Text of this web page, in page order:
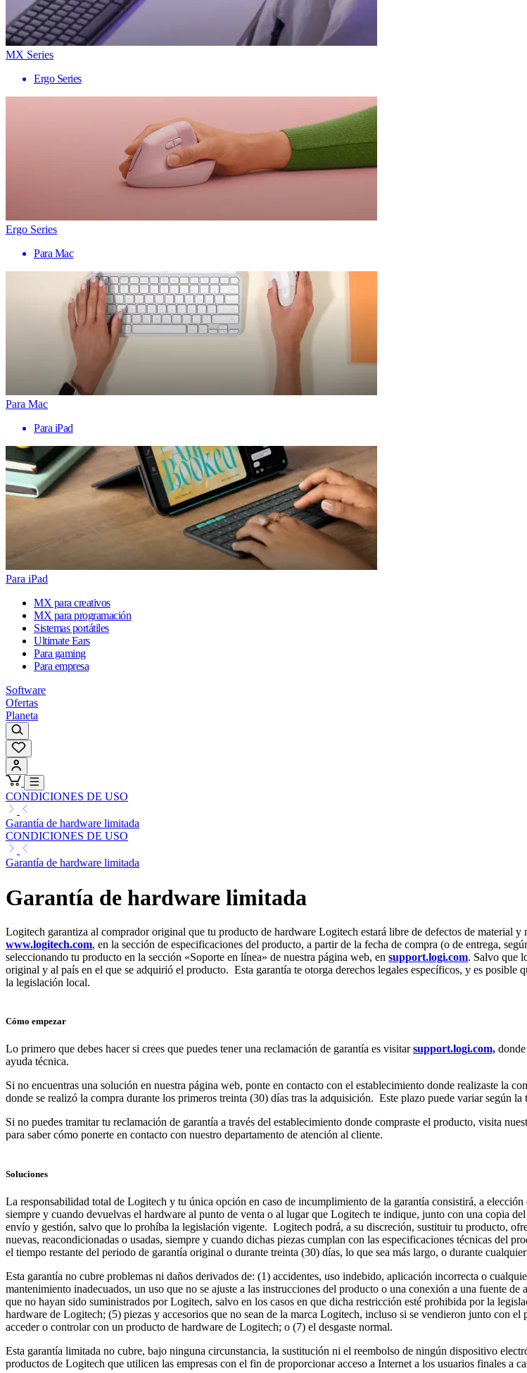
MX Series
Ergo Series
Ergo Series
Para Mac
Para Mac
Para iPad
Para iPad
MX para creativos
MX para programación
Sistemas portátiles
Ultimate Ears
Para gaming
Para empresa
Software
Ofertas
Planeta
CONDICIONES DE USO
Garantía de hardware limitada
CONDICIONES DE USO
Garantía de hardware limitada
Garantía de hardware limitada
Logitech garantiza al comprador original que tu producto de hardware Logitech estará libre de defectos de material
www.logitech.com, en la sección de especificaciones del producto, a partir de la fecha de compra (o de entrega,
seleccionando tu producto en la sección «Soporte en línea» de nuestra página web, en support.logi.com. Salvo que
original y al país en el que se adquirió el producto. Esta garantía te otorga derechos legales específicos, y es posible
la legislación local.
Cómo empezar
Lo primero que debes hacer si crees que puedes tener una reclamación de garantía es visitarsupport.logi.com,
ayuda técnica.
Si no encuentras una solución en nuestra página web, ponte en contacto con el establecimiento donde realizaste la
donde se realizó la compra durante los primeros treinta (30) días tras la adquisición. Este plazo puede variar según la
Si no puedes tramitar tu reclamación de garantía a través del establecimiento donde compraste el producto, visita
para saber cómo ponerte en contacto con nuestro departamento de atención al cliente.
Soluciones
La responsabilidad total de Logitech y tu única opción en caso de incumplimiento de la garantía consistirá, a
siempre y cuando devuelvas el hardware al punto de venta o al lugar que Logitech te indique, junto con una copia
envío y gestión, salvo que lo prohíba la legislación vigente. Logitech podrá, a su discreción, sustituir tu producto,
nuevas, reacondicionadas o usadas, siempre y cuando dichas piezas cumplan con las especificaciones técnicas del
el tiempo restante del periodo de garantía original o durante treinta (30) días, lo que sea más largo, o durante
Esta garantía no cubre problemas ni daños derivados de: (1) accidentes, uso indebido, aplicación incorrecta o
mantenimiento inadecuados, un uso que no se ajuste a las instrucciones del producto o una conexión a una fuente
que no hayan sido suministrados por Logitech, salvo en los casos en que dicha restricción esté prohibida por la
hardware de Logitech; (5) piezas y accesorios que no sean de la marca Logitech, incluso si se vendieron junto con
acceder o controlar con un producto de hardware de Logitech; o (7) el desgaste normal.
Esta garantía limitada no cubre, bajo ninguna circunstancia, la sustitución ni el reembolso de ningún dispositivo
productos de Logitech que utilicen las empresas con el fin de proporcionar acceso a Internet a los usuarios finales a